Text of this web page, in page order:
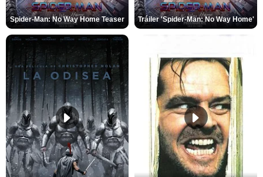
Spider-Man: No Way Home Teaser Tráiler 'Spider-Man: No Way Home'